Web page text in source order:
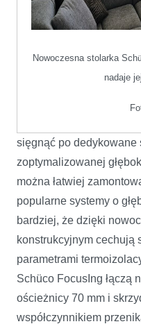
Nowoczesna stolarka Schü
nadaje
sięgnąć po dedykowane
zoptymalizowanej
można łatwiej
popularne systemy o
bardziej, że dzięki
konstrukcyjnym cechują
parametrami
Schüco FocusIng łączą
ościeżnicy 70 mm i
współczynnikiem